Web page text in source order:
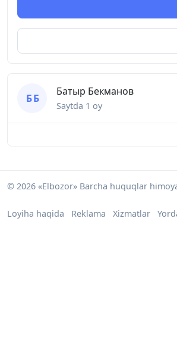
Б Б
Батыр Бекманов
Saytda 1 oy
© 2026 «Elbozor» Barcha huquqlar
Loyiha haqida Reklama Xizmatlar